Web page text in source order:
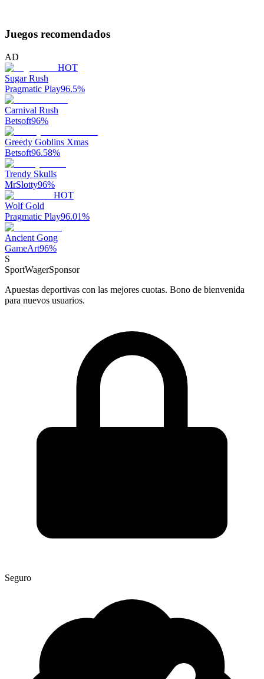
Juegos recomendados
AD
HOT
Sugar Rush
Pragmatic Play96.5%
Carnival Rush
Betsoft96%
Greedy Goblins Xmas
Betsoft96.58%
Trendy Skulls
MrSlotty96%
HOT
Wolf Gold
Pragmatic Play96.01%
Ancient Gong
GameArt96%
S
SportWagerSponsor
Apuestas deportivas con las mejores cuotas. Bono de bienvenida
para nuevos usuarios.
Seguro